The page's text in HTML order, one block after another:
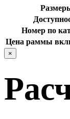
Номер по
Цена раммы
×